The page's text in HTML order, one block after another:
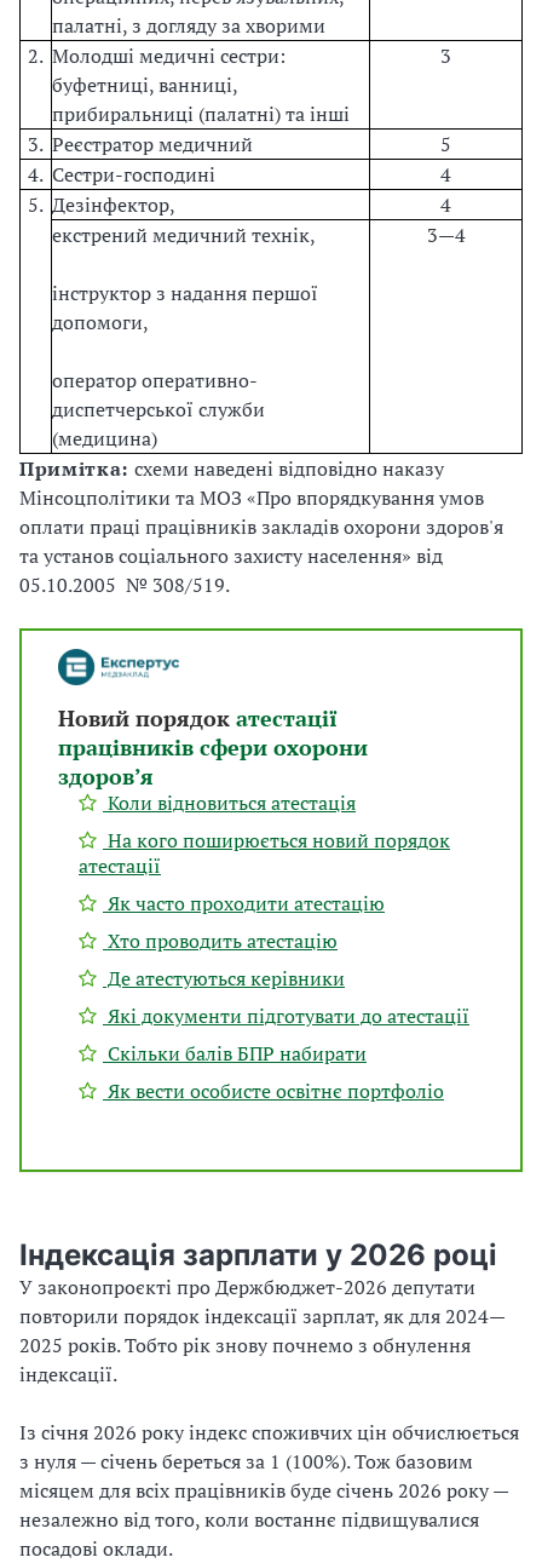
палатні, з догляду за хворими
2. Молодші медичні сестри:
буфетниці, ванниці,
прибиральниці (палатні) та інші
3
3. Реєстратор медичний
5
4. Сестри-господині
4
5. Дезінфектор,
4
екстрений медичний технік,
інструктор з надання першої
допомоги,
оператор оперативно-
диспетчерської служби
(медицина)
3—4
Примітка: схеми наведені відповідно наказу
Мінсоцполітики та МОЗ «Про впорядкування умов
оплати праці працівників закладів охорони здоров'я
та установ соціального захисту населення» від
05.10.2005 № 308/519.
Новий порядок атестації
працівників сфери охорони
здоров’я
Коли відновиться атестація
На кого поширюється новий порядок
атестації
Як часто проходити атестацію
Хто проводить атестацію
Де атестуються керівники
Які документи підготувати до атестації
Скільки балів БПР набирати
Як вести особисте освітнє портфоліо
Індексація зарплати у 2026 році
У законопроєкті про Держбюджет-2026 депутати
повторили порядок індексації зарплат, як для 2024—
2025 років. Тобто рік знову почнемо з обнулення
індексації.
Із січня 2026 року індекс споживчих цін обчислюється
з нуля — січень береться за 1 (100%). Тож базовим
місяцем для всіх працівників буде січень 2026 року —
незалежно від того, коли востаннє підвищувалися
посадові оклади.